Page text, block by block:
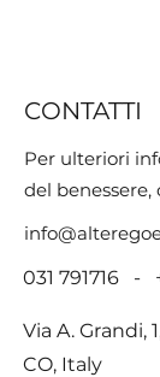
CONTATTI
Per ulteriori
del
031 791716 -
Via A. Grandi,
CO, Italy